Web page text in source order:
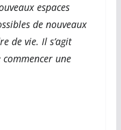
espaces
de nouveaux
de vie. Il s’agit
une